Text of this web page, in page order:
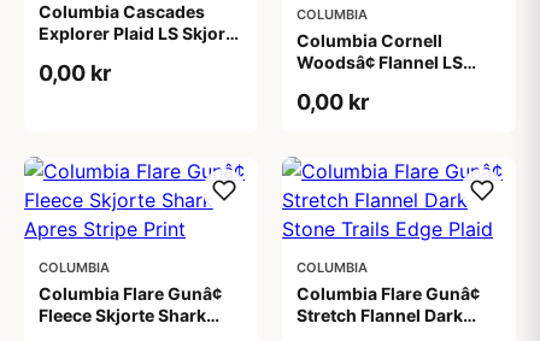
Columbia Cascades
Explorer Plaid LS Skjorte
0,00 kr
COLUMBIA
Columbia Cornell
Woodsâ¢ Flannel LS
Classic Multi Tartan
0,00 kr
COLUMBIA
Columbia Flare Gunâ¢
Fleece Skjorte Shark
COLUMBIA
Columbia Flare Gunâ¢
Stretch Flannel Dark